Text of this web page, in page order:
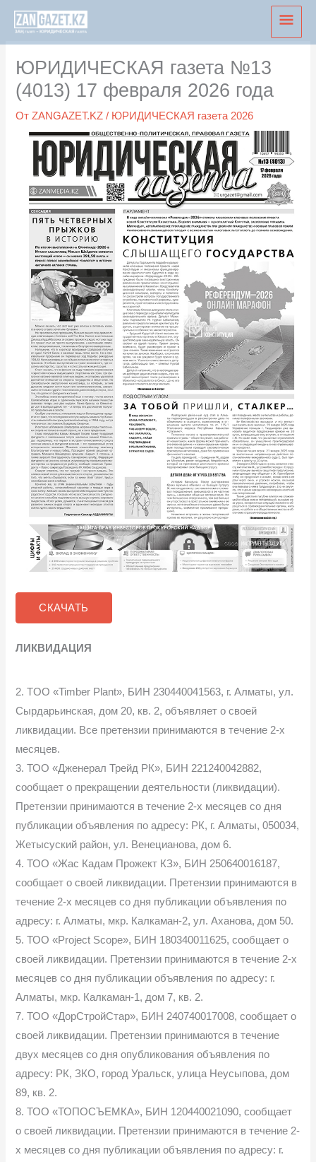
Перейти
содержимому
ЮРИДИЧЕСКАЯ газета №13
(4013) 17 февраля 2026 года
ОтZANGAZET.KZ/ ЮРИДИЧЕСКАЯ газета 2026
СКАЧАТЬ
ЛИКВИДАЦИЯ
2. TOO «Timber Plant», БИН 230440041563, г. Алматы, ул.
Сырдарьинская, дом 20, кв. 2, объявляет о своей
ликвидации. Все претензии принимаются в течение 2-х
месяцев.
3. ТОО «Дженерал Трейд РК», БИН 221240042882,
сообщает о прекращении деятельности (ликвидации).
Претензии принимаются в течение 2-х месяцев со дня
публикации объявления по адресу: РК, г. Алматы, 050034,
Жетысуский район, ул. Венецианова, дом 6.
4. ТОО «Жас Кадам Прожект КЗ», БИН 250640016187,
сообщает о своей ликвидации. Претензии принимаются в
течение 2-х месяцев со дня публикации объявления по
адресу: г. Алматы, мкр. Калкаман-2, ул. Аханова, дом 50.
5. ТОО «Project Scope», БИН 180340011625, сообщает о
своей ликвидации. Претензии принимаются в течение 2-х
месяцев со дня публикации объявления по адресу: г.
Алматы, мкр. Калкаман-1, дом 7, кв. 2.
7. ТОО «ДорСтройСтар», БИН 240740017008, сообщает о
своей ликвидации. Претензии принимаются в течение
двух месяцев со дня опубликования объявления по
адресу: РК, ЗКО, город Уральск, улица Неусыпова, дом
89, кв. 2.
8. ТОО «ТОПОСЪЕМКА», БИН 120440021090, сообщает
о своей ликвидации. Претензии принимаются в течение 2-
х месяцев со дня публикации объявления по адресу: г.